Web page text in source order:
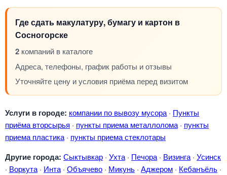
Где сдать макулатуру, бумагу и картон в
Сосногорске
2 компаний в каталоге
Адреса, телефоны, график работы и отзывы
Уточняйте цену и условия приёма перед визитом
Услуги в городе: компании по вывозу мусора · Пункты
приёма вторсырья · пункты приема металлолома · пункты
приема пластика · пункты приема стеклотары
Другие города: Сыктывкар · Ухта · Печора · Визинга · Усинск
· Воркута · Инта · Объячево · Микунь · Аджером · Кебанъёль ·